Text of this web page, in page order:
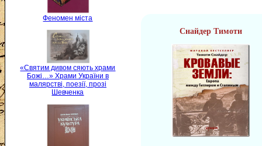
Феномен міста
«Святим дивом сяють храми
Божі…» Храми України в
малярстві, поезії, прозі
Шевченка
Снайдер Тимоти